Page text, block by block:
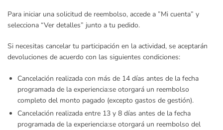
Para iniciar una solicitud de reembolso, accede a ”Mi cuenta” y
selecciona “Ver detalles” junto a tu pedido.
Si necesitas cancelar tu participación en la actividad, se aceptarán
devoluciones de acuerdo con las siguientes condiciones:
Cancelación realizada con más de 14 días antes de la fecha
programada de la experiencia:se otorgará un reembolso
completo del monto pagado (excepto gastos de gestión).
Cancelación realizada entre 13 y 8 días antes de la fecha
programada de la experiencia:se otorgará un reembolso del